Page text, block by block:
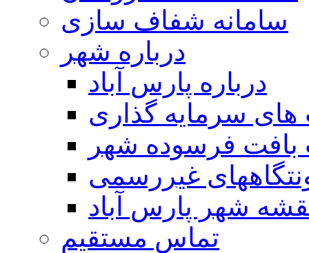
سامانه شفاف سازی
درباره شهر
درباره پارس آباد
سرمایه گذاری
بافت فرسوده شهر
غیررسمی
شهر پارس آباد
تماس مستقیم